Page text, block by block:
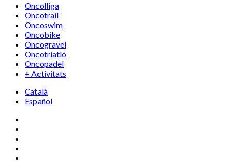
Oncolliga
Oncotrail
Oncoswim
Oncobike
Oncogravel
Oncotriatló
Oncopadel
+ Activitats
Català
Español